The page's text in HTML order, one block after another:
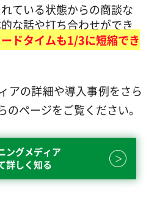
ている状態からの商談な
な話や打ち合わせができ
ドタイムも1/3に短縮でき
アの詳細や導入事例をさら
のページをご覧ください。
ングメディア
詳しく知る